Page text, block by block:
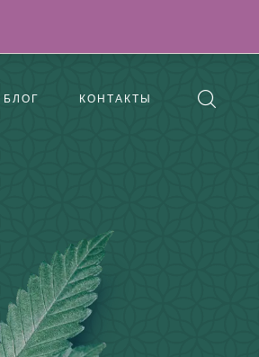
БЛОГ КОНТАКТЫ